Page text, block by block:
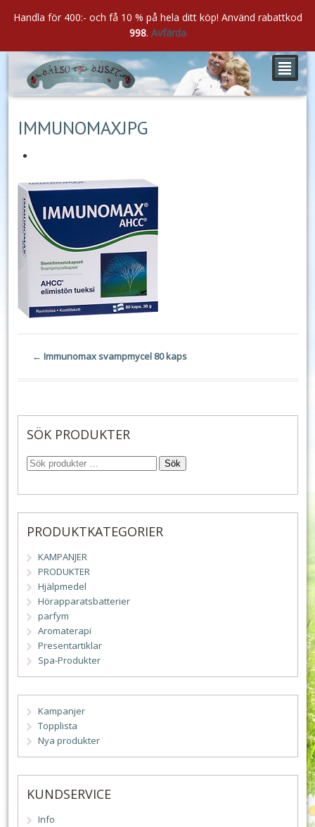
²
IMMUNOMAXJPG
← Immunomax svampmycel 80 kaps
SÖK PRODUKTER
Sök
PRODUKTKATEGORIER
KAMPANJER
PRODUKTER
Hjälpmedel
Hörapparatsbatterier
parfym
Aromaterapi
Presentartiklar
Spa-Produkter
Kampanjer
Topplista
Nya produkter
KUNDSERVICE
Info
Handla för 400:- och få 10 % på hela ditt köp! Använd rabattkod
998. Avfärda